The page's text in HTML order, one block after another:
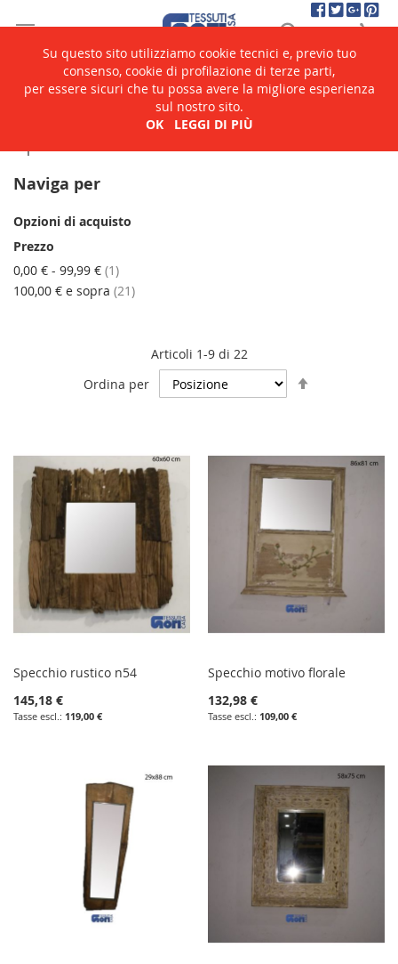
Cerca
contenuto
Specchi
Articoli 1-9di 22
Ordina per
Specchio rustico n54
145,18 €
119,00 €
Specchio motivo florale
132,98 €
109,00 €
Naviga per
Opzioni di acquisto
Prezzo
0,00 € - 99,99 € 1elemento
100,00 € e sopra 21elementi
Su questo sito utilizziamo cookie tecnici e, previo tuo
consenso, cookie di profilazione di terze parti,
per essere sicuri che tu possa avere la migliore esperienza
sul nostro sito.
OK
LEGGI DI PIÙ